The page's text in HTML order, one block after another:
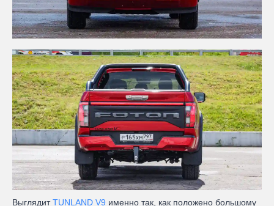
ВыглядитTUNLAND V9 именно так, как положено большому